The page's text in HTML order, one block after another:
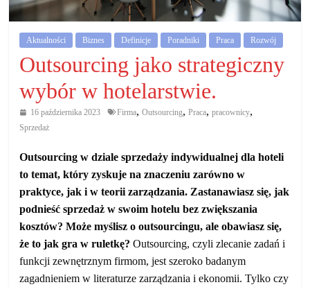
gospodarczą.
Porady
biznesowe
Aktualności Biznes Definicje Poradniki Praca Rozwój
Outsourcing jako strategiczny
wybór w hotelarstwie.
16 października 2023 Firma, Outsourcing, Praca, pracownicy,
Sprzedaż
Outsourcing w dziale sprzedaży indywidualnej dla hoteli
to temat, który zyskuje na znaczeniu zarówno w
praktyce, jak i w teorii zarządzania. Zastanawiasz się, jak
podnieść sprzedaż w swoim hotelu bez zwiększania
kosztów? Może myślisz o outsourcingu, ale obawiasz się,
że to jak gra w ruletkę?Outsourcing, czyli zlecanie zadań i
funkcji zewnętrznym firmom, jest szeroko badanym
zagadnieniem w literaturze zarządzania i ekonomii. Tylko czy